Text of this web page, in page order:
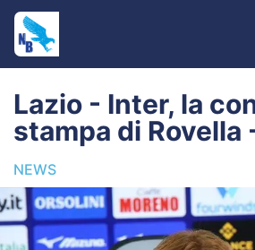
News
Editoriale
Lazio - Inter, la
stampa di Rovella
NEWS